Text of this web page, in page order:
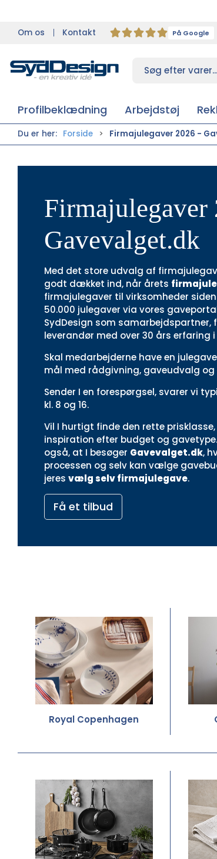
Om os Kontakt På Google
Profilbeklædning Arbejdstøj
Du er her: Forside Firmajulegaver 2026 -
Firmajulegaver
Gavevalget.dk
Med det store udvalg af
godt dækket ind, når årets
firmajulegaver til virksomheder
50.000 julegaver via vores
SydDesign som samarbejdspartner,
leverandør med over 30 års erfaring
Skal medarbejderne have en
mål med rådgivning, gaveudvalg og
Sender I en forespørgsel, svarer vi
kl. 8 og 16.
Vil I hurtigt finde den rette
inspiration efter budget og
også, at I besøger Gavevalget.dk,
processen og selv kan vælge
jeres vælg selv firmajulegave.
Få et tilbud
Royal Copenhagen